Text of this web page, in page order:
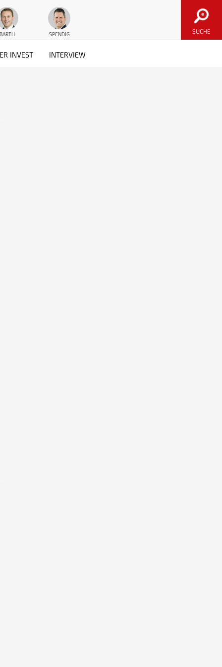
BARTH SPENDIG SUCHE
INVEST INTERVIEW
Die letzten Ausgaben des
onemarkets Magazins